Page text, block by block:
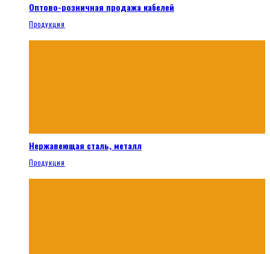
Оптово-розничная продажа кабелей
Продукция
Нержавеющая сталь, металл
Продукция